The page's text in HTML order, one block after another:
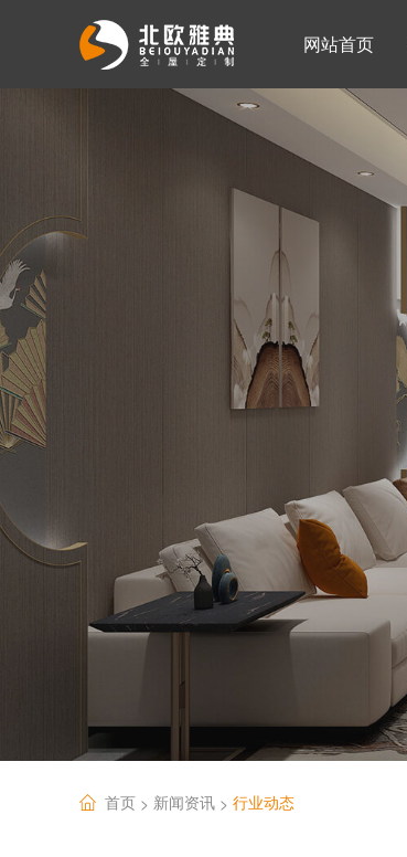
网站首页
首页 > 新闻资讯 > 行业动态